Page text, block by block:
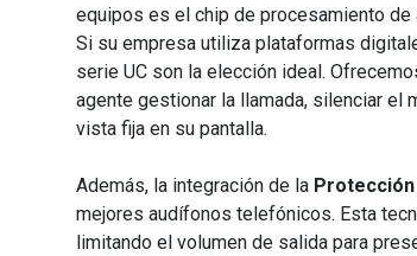
equipos es el chip de procesamiento
Si su empresa utiliza plataformas
serie UC son la elección ideal.
agente gestionar la llamada, silenciar el
vista fija en su pantalla.
Además, la integración de la
mejores audífonos telefónicos. Esta
limitando el volumen de salida para